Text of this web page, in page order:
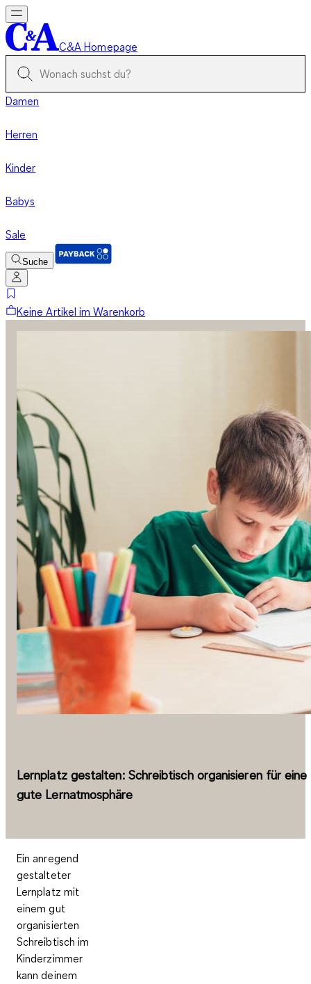
C&A Homepage
Damen
Herren
Kinder
Babys
Sale
Suche
Keine Artikel im Warenkorb
Lernplatz gestalten: Schreibtisch organisieren für eine
gute Lernatmosphäre
Ein anregend
gestalteter
Lernplatz mit
einem gut
organisierten
Schreibtisch im
Kinderzimmer
kann deinem